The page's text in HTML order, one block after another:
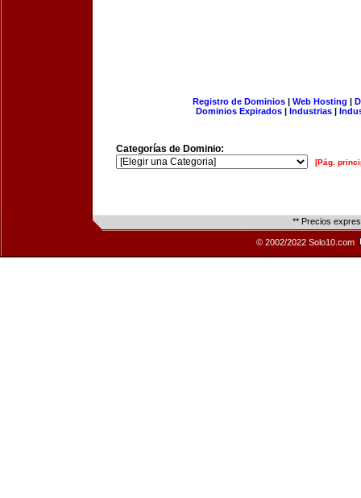
Registro de Dominios| Web Hosting |
Dominios Expirados | Industrias |
Categorías de Dominio:
[Pág.
** Precios
© 2002/2022 Solo10.com